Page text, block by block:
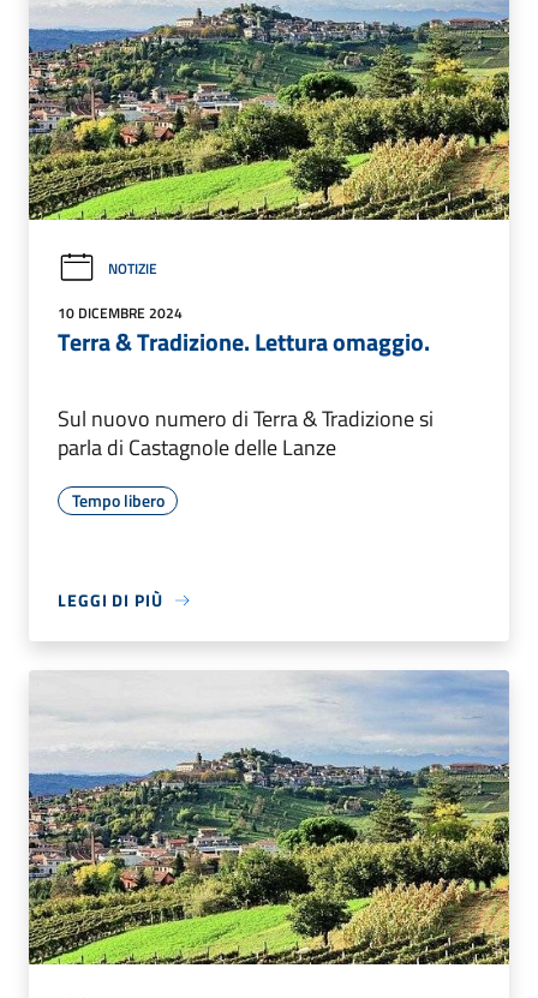
NOTIZIE
10 DICEMBRE 2024
Terra & Tradizione. Lettura omaggio.
Sul nuovo numero di Terra & Tradizione si
parla di Castagnole delle Lanze
Tempo libero
LEGGI DI PIÙ